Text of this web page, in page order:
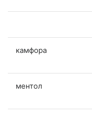
камфора
ментол